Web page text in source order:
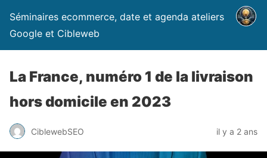
Séminaires ecommerce, date et agenda ateliers
Google et Cibleweb
La France, numéro 1 de la livraison
hors domicile en 2023
CiblewebSEO il y a 2 ans